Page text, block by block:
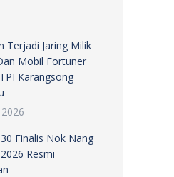
Terjadi Jaring Milik
Mobil Fortuner
Karangsong
Finalis Nok Nang
Resmi